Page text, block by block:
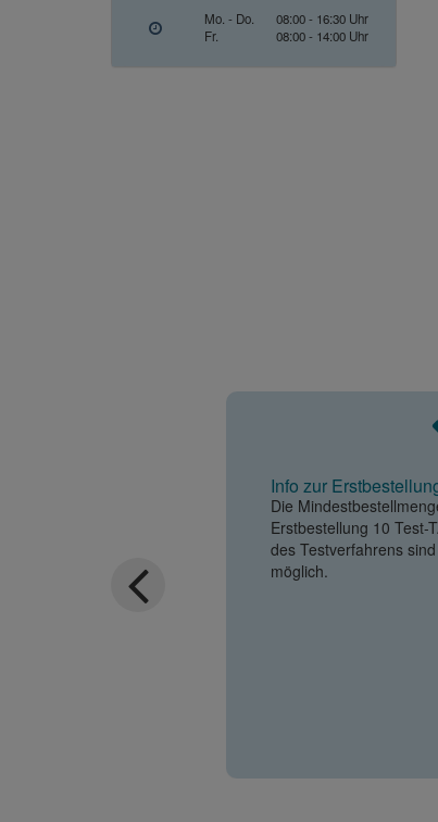
Mo. - Do.
08:00 - 16:30 Uhr
Fr.
08:00 - 14:00 Uhr
Info zur
Die
Erstbestellung 10 Test-
des Testverfahrens
möglich.